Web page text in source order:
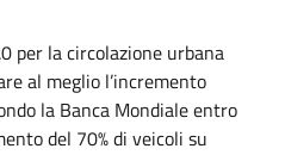
per la circolazione urbana
al meglio l’incremento
la Banca Mondiale entro
del 70% di veicoli su